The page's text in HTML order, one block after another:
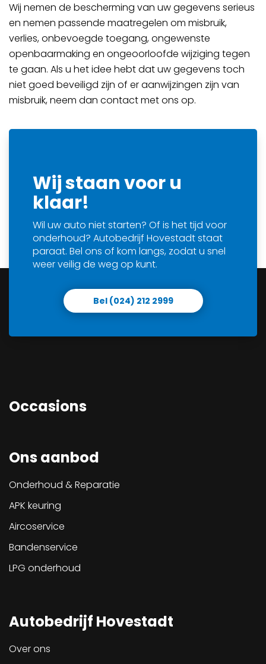
Wij nemen de bescherming van uw gegevens serieus
en nemen passende maatregelen om misbruik,
verlies, onbevoegde toegang, ongewenste
openbaarmaking en ongeoorloofde wijziging tegen
te gaan. Als u het idee hebt dat uw gegevens toch
niet goed beveiligd zijn of er aanwijzingen zijn van
misbruik, neem dan contact met ons op.
Wij staan voor u
klaar!
Wil uw auto niet starten? Of is het tijd voor
onderhoud? Autobedrijf Hovestadt staat
paraat. Bel ons of kom langs, zodat u snel
weer veilig de weg op kunt.
Bel (024) 212 2999
Occasions
Ons aanbod
Onderhoud & Reparatie
APK keuring
Aircoservice
Bandenservice
LPG onderhoud
Autobedrijf Hovestadt
Over ons